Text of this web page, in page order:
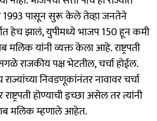
1993 पासून सुरू केले तेव्हा जनतेने
हेच झालं, युपीमध्ये भाजप 150 हून कमी
मलिक यांनी व्यक्त केला आहे. राष्ट्रपती
राजकीय पक्ष भेटतील, चर्चा होईल.
निवडणूकांनंतर नावावर चर्चा
होण्याची इच्छा असेल तर त्यांनी
मलिक म्हणाले आहेत.